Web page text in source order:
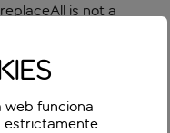
is not a
web funciona
estrictamente